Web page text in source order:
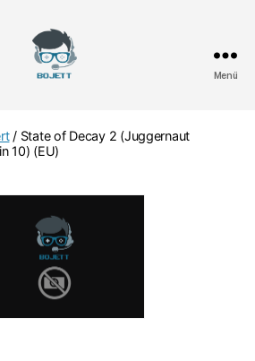
Menü
/ State of Decay 2 (Juggernaut
10) (EU)